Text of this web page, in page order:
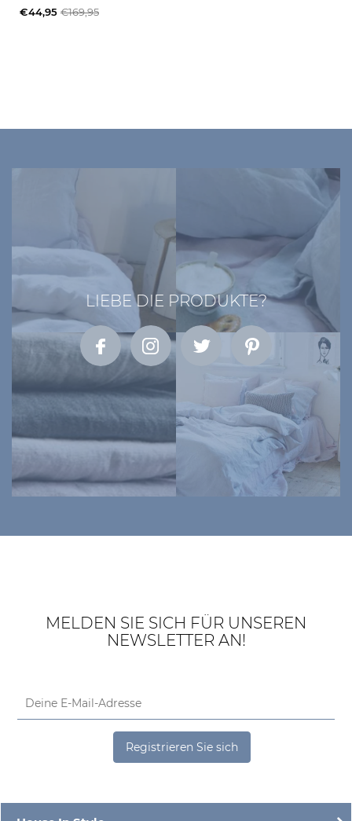
€44,95 €169,95
LIEBE DIE PRODUKTE?
MELDEN SIE SICH FÜR UNSEREN
NEWSLETTER AN!
Registrieren Sie sich